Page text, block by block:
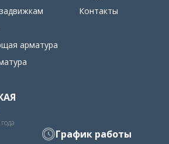
арматура
Контакты
График работы